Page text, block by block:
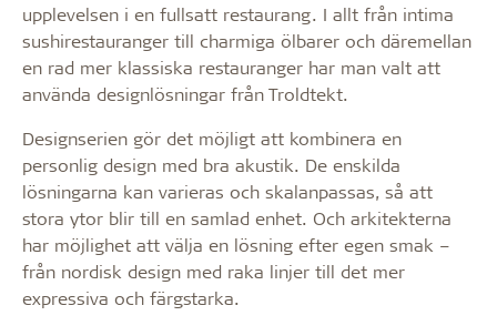
upplevelsen i en fullsatt restaurang. I allt från intima
sushirestauranger till charmiga ölbarer och däremellan
en rad mer klassiska restauranger har man valt att
använda designlösningar från Troldtekt.
Designserien gör det möjligt att kombinera en
personlig design med bra akustik. De enskilda
lösningarna kan varieras och skalanpassas, så att
stora ytor blir till en samlad enhet. Och arkitekterna
har möjlighet att välja en lösning efter egen smak –
från nordisk design med raka linjer till det mer
expressiva och färgstarka.